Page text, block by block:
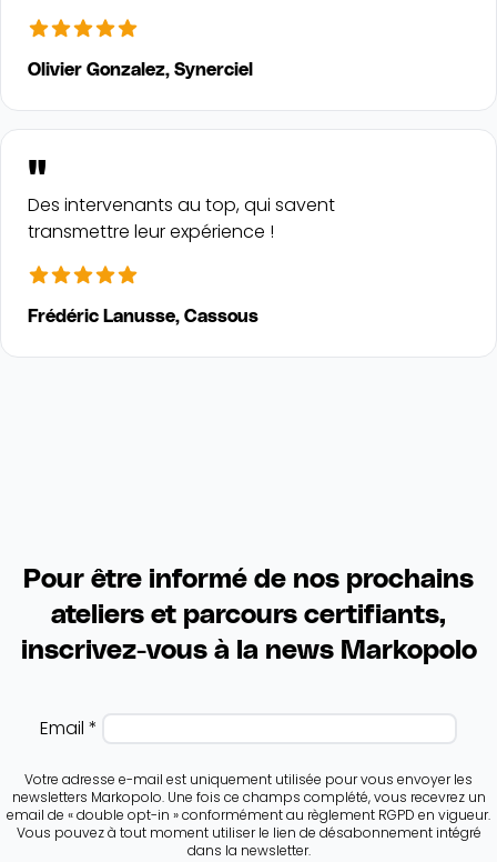
Olivier Gonzalez, Synerciel
"
Des intervenants au top, qui savent
transmettre leur expérience !
Frédéric Lanusse, Cassous
Pour être informé de nos prochains
ateliers et parcours certifiants,
inscrivez-vous à la news Markopolo
Email *
Votre adresse e-mail est uniquement utilisée pour vous envoyer les
newsletters Markopolo. Une fois ce champs complété, vous recevrez un
email de « double opt-in » conformément au règlement RGPD en vigueur.
Vous pouvez à tout moment utiliser le lien de désabonnement intégré
dans la newsletter.